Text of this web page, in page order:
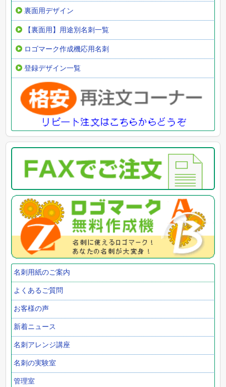
裏面用デザイン
【裏面用】用途別名刺一覧
ロゴマーク作成機応用名刺
登録デザイン一覧
名刺用紙のご案内
よくあるご質問
お客様の声
新着ニュース
名刺アレンジ講座
名刺の実験室
管理室